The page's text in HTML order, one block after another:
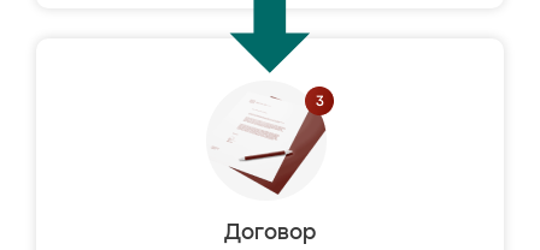
Договор